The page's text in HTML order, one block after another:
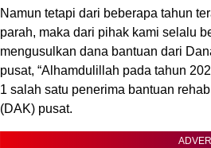
Namun tetapi dari beberapa tahun
parah, maka dari pihak kami selalu
mengusulkan dana bantuan dari
pusat, “Alhamdulillah pada tahun
1 salah satu penerima bantuan
(DAK) pusat.